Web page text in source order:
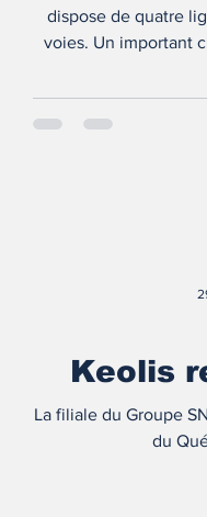
dispose de quatre
voies. Un important
Keolis
La filiale du Groupe
du